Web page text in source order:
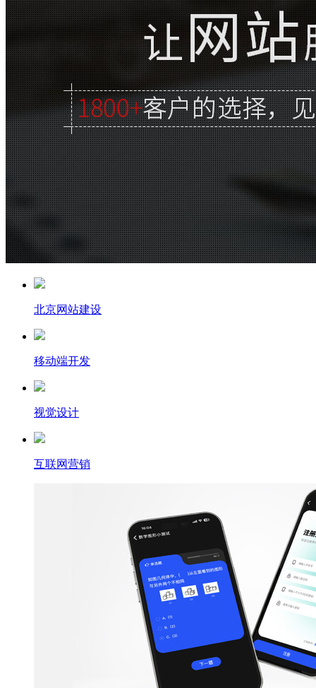
北京网站建设
移动端开发
视觉设计
互联网营销